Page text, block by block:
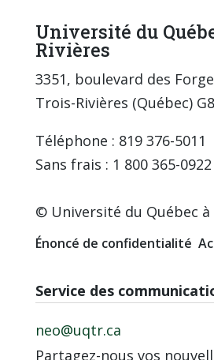
Université du
Rivières
3351, boulevard des
Trois-Rivières (Québec)
Téléphone : 819 376-5011
Sans frais : 1 800 365-0922
© Université du Québec à
Énoncé de confidentialité
Service des
neo@uqtr.ca
Partagez-nous vos